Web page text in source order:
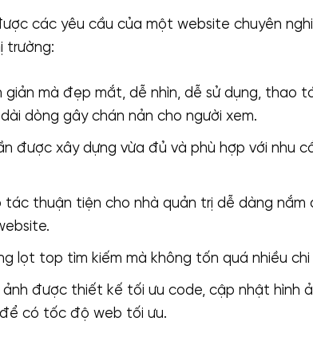
các yêu cầu của một website chuyên
trường:
mà đẹp mắt, dễ nhìn, dễ sử dụng, thao
dòng gây chán nản cho người xem.
được xây dựng vừa đủ và phù hợp với nhu
thuận tiện cho nhà quản trị dễ dàng nắm
lọt top tìm kiếm mà không tốn quá nhiều chi
được thiết kế tối ưu code, cập nhật hình
có tốc độ web tối ưu.